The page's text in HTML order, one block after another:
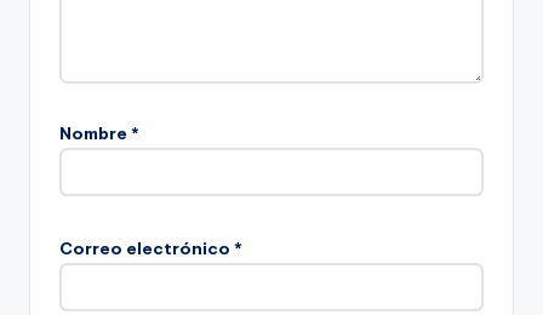
Nombre *
Correo electrónico *